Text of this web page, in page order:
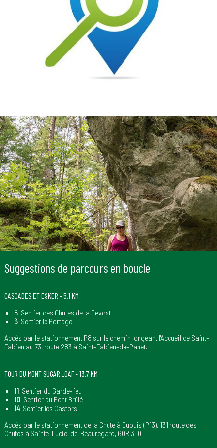
Suggestions de parcours en boucle
CASCADES ET ESKER - 5.1 KM
5Sentier des Chutes de la Devost
6Sentier le Portage
Accès par le stationnement P8 sur le chemin longeant l'Accueil de Saint-
Fabien au 73, route 283 à Saint-Fabien-de-Panet.
TOUR DU MONT SUGAR LOAF - 13.7 KM
11Sentier du Garde-feu
10Sentier du Pont Brûlé
14Sentier les Castors
Accès par le stationnement de la Chute à Dupuis (P13), 131 route des
Chutes à Sainte-Lucie-de-Beauregard, G0R 3L0